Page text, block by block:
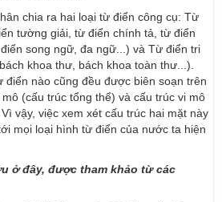
chia ra hai loại từ điển công cụ: Từ
tường giải, từ điển chính tả, từ điển
song ngữ, đa ngữ...) và Từ điển tri
khoa thư, bách khoa toàn thư...).
điển nào cũng đều được biên soạn trên
(cấu trúc tổng thể) và cấu trúc vi mô
vậy, việc xem xét cấu trúc hai mặt này
mọi loại hình từ điển của nước ta hiện
ở đây, được tham khảo từ các